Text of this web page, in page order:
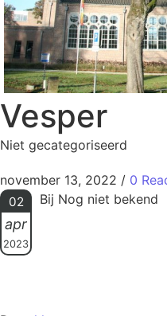
Vesper
Niet gecategoriseerd
november 13, 2022 / 0
02
apr
2023
Bij Nog niet bekend